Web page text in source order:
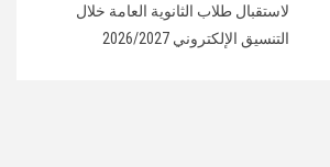
لاستقبال طلاب الثانوية العامة خلال
التنسيق الإلكتروني 2026/2027